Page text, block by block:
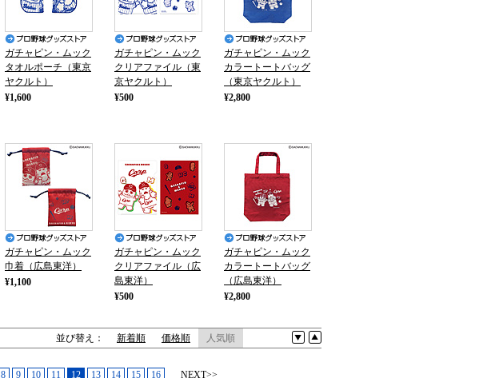
ガチャピン・ムック
タオルポーチ（東京
ヤクルト）
¥1,600
ガチャピン・ムック
クリアファイル（東
京ヤクルト）
¥500
ガチャピン・ムック
カラートートバッグ
（東京ヤクルト）
¥2,800
ガチャピン・ムック
巾着（広島東洋）
¥1,100
ガチャピン・ムック
クリアファイル（広
島東洋）
¥500
ガチャピン・ムック
カラートートバッグ
（広島東洋）
¥2,800
並び替え： 新着順 価格順 人気順
8 9 10 11 12 13 14 15 16 NEXT>>